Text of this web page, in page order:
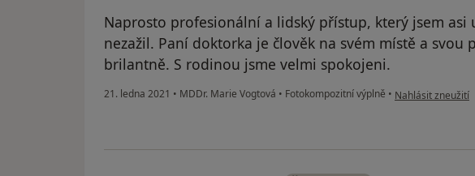
Naprosto profesionální a lidský přístup, který jsem asi
nezažil. Paní doktorka je člověk na svém místě a svou
brilantně. S rodinou jsme velmi spokojeni.
21. ledna 2021 • MDDr. Marie Vogtová • Fotokompozitní výplně • podle názoru
Nahlásit zneužití